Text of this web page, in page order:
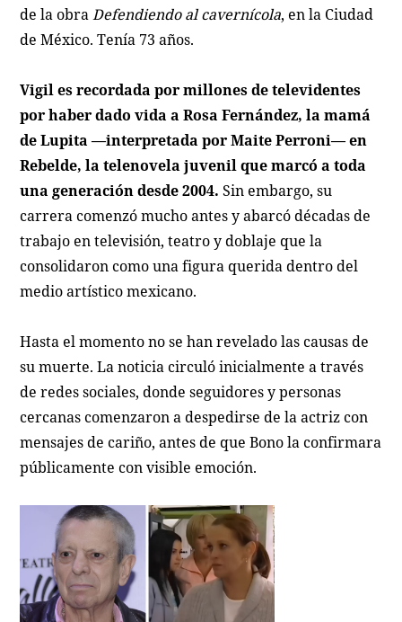
de la obraDefendiendo al cavernícola, en la Ciudad
de México. Tenía 73 años.
Vigil es recordada por millones de televidentes
por haber dado vida a Rosa Fernández, la mamá
de Lupita —interpretada por Maite Perroni— en
Rebelde, la telenovela juvenil que marcó a toda
una generación desde 2004.Sin embargo, su
carrera comenzó mucho antes y abarcó décadas de
trabajo en televisión, teatro y doblaje que la
consolidaron como una figura querida dentro del
medio artístico mexicano.
Hasta el momento no se han revelado las causas de
su muerte. La noticia circuló inicialmente a través
de redes sociales, donde seguidores y personas
cercanas comenzaron a despedirse de la actriz con
mensajes de cariño, antes de que Bono la confirmara
públicamente con visible emoción.